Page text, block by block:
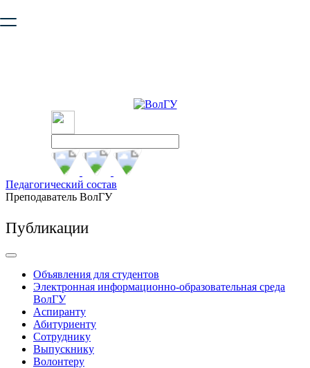
безопасную работу с сайтом. Пожалуйста
Педагогический состав
Преподаватель ВолГУ
Публикации
Объявления для студентов
Электронная информационно-образовательная среда
ВолГУ
Аспиранту
Абитуриенту
Сотруднику
Выпускнику
Волонтеру